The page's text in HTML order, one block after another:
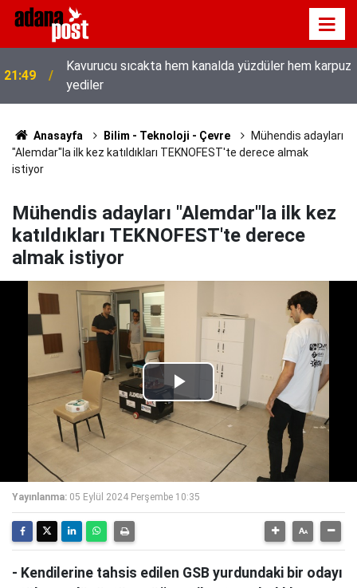
21:49
Kavurucu sıcakta hem kanalda yüzdüler hem karpuz
yediler
Anasayfa Bilim - Teknoloji - Çevre
Mühendis adayları
"Alemdar"la ilk kez katıldıkları TEKNOFEST'te derece almak
istiyor
Mühendis adayları "Alemdar"la ilk kez
katıldıkları TEKNOFEST'te derece
almak istiyor
Play
Video
Yayınlanma: 05 Eylül 2024 Perşembe 10:35
- Kendilerine tahsis edilen GSB yurdundaki bir odayı